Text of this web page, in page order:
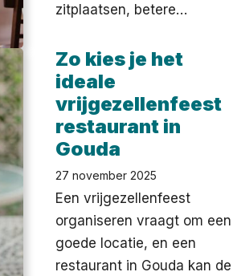
zitplaatsen, betere…
Zo kies je het
ideale
vrijgezellenfeest
restaurant in
Gouda
27 november 2025
Een vrijgezellenfeest
organiseren vraagt om een
goede locatie, en een
restaurant in Gouda kan de